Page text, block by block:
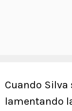
Cuando
lamentando